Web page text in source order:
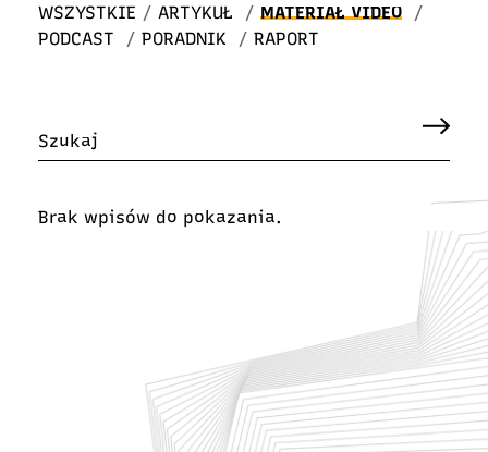
WSZYSTKIE / ARTYKUŁ / MATERIAŁ VIDEO
/
PODCAST
/ PORADNIK / RAPORT
Brak wpisów do pokazania.